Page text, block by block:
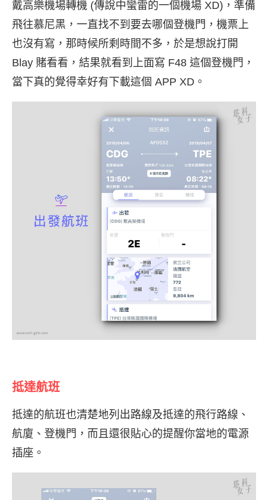
戴高樂機場轉機 (傳說中蠻雷的一個機場 XD)，準備
飛往慕尼黑，一直找不到要去哪個登機門，機票上
也沒有寫，那時候所剩時間不多，於是想說打開
Blay 賭看看，結果就看到上面寫 F48 這個登機門，
當下真的覺得幸好有下載這個 APP XD。
抵達航班
抵達的航班也清楚地列出路線及抵達的飛行路線、
航廈、登機門，而且還很貼心的提醒你當地的電源
插座。